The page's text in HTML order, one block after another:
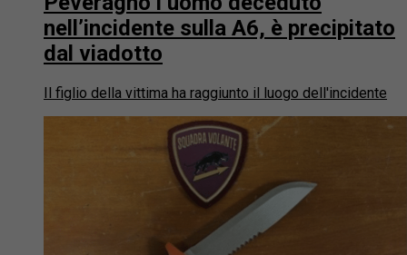
nell’incidente sulla A6, è precipitato
dal viadotto
Il figlio della vittima ha raggiunto il luogo dell'incidente